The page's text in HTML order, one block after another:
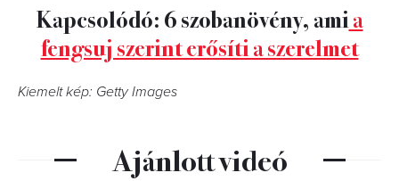
Kapcsolódó: 6 szobanövény, amia
fengsuj szerint erősíti a szerelmet
Kiemelt kép: Getty Images
Ajánlott videó